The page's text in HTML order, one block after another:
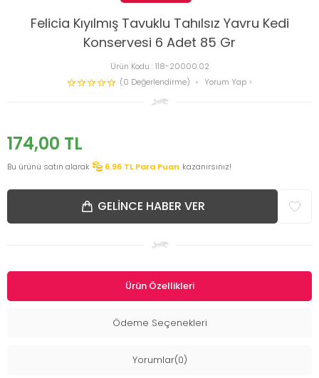
Felicia Kıyılmış Tavuklu Tahılsız Yavru Kedi
Konservesi 6 Adet 85 Gr
Ürün Kodu :118-20000.02
(0 Değerlendirme)
Yorum Yap
174,00 TL
Bu ürünü satın alarak 6.96 TL Para Puan kazanırsınız!
GELINCE HABER VER
Ürün Özellikleri
Ödeme Seçenekleri
Yorumlar(0)